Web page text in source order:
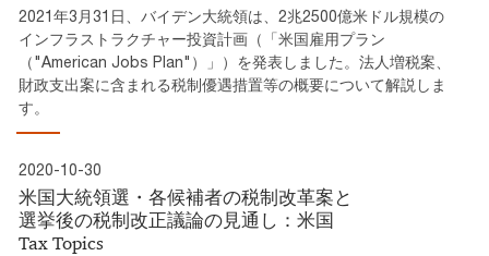
2021年3月31日、バイデン大統領は、2兆2500億米ドル規模の
インフラストラクチャー投資計画（「米国雇用プラン
（"American Jobs Plan"）」）を発表しました。法人増税案、
財政支出案に含まれる税制優遇措置等の概要について解説しま
す。
2020-10-30
米国大統領選・各候補者の税制改革案と
選挙後の税制改正議論の見通し：米国
Tax Topics